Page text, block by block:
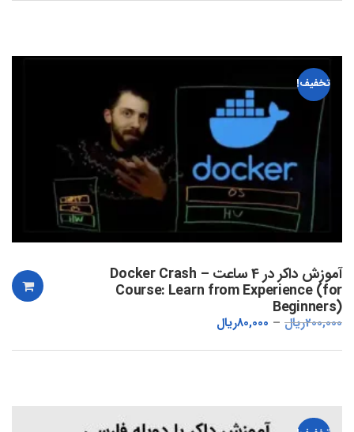
تخفیف!
آموزش داکر در 4 ساعت – Docker Crash
Course: Learn from Experience (for
Beginners)
200,000ریال 80,000ریال